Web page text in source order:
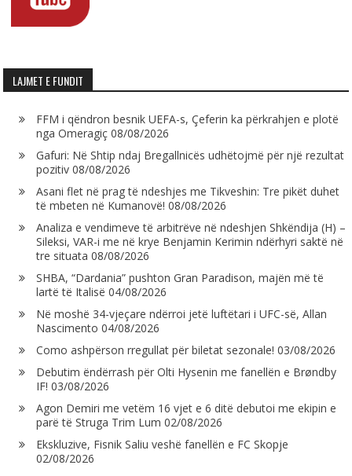
LAJMET E FUNDIT
FFM i qëndron besnik UEFA-s, Çeferin ka përkrahjen e plotë
nga Omeragiç 08/08/2026
Gafuri: Në Shtip ndaj Bregallnicës udhëtojmë për një rezultat
pozitiv 08/08/2026
Asani flet në prag të ndeshjes me Tikveshin: Tre pikët duhet
të mbeten në Kumanovë! 08/08/2026
Analiza e vendimeve të arbitrëve në ndeshjen Shkëndija (H) –
Sileksi, VAR-i me në krye Benjamin Kerimin ndërhyri saktë në
tre situata 08/08/2026
SHBA, “Dardania” pushton Gran Paradison, majën më të
lartë të Italisë 04/08/2026
Në moshë 34-vjeçare ndërroi jetë luftëtari i UFC-së, Allan
Nascimento 04/08/2026
Como ashpërson rregullat për biletat sezonale! 03/08/2026
Debutim ëndërrash për Olti Hysenin me fanellën e Brøndby
IF! 03/08/2026
Agon Demiri me vetëm 16 vjet e 6 ditë debutoi me ekipin e
parë të Struga Trim Lum 02/08/2026
Ekskluzive, Fisnik Saliu veshë fanellën e FC Skopje
02/08/2026